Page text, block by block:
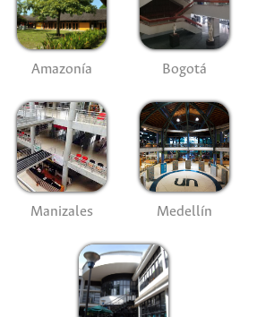
Amazonía Bogotá
Manizales Medellín